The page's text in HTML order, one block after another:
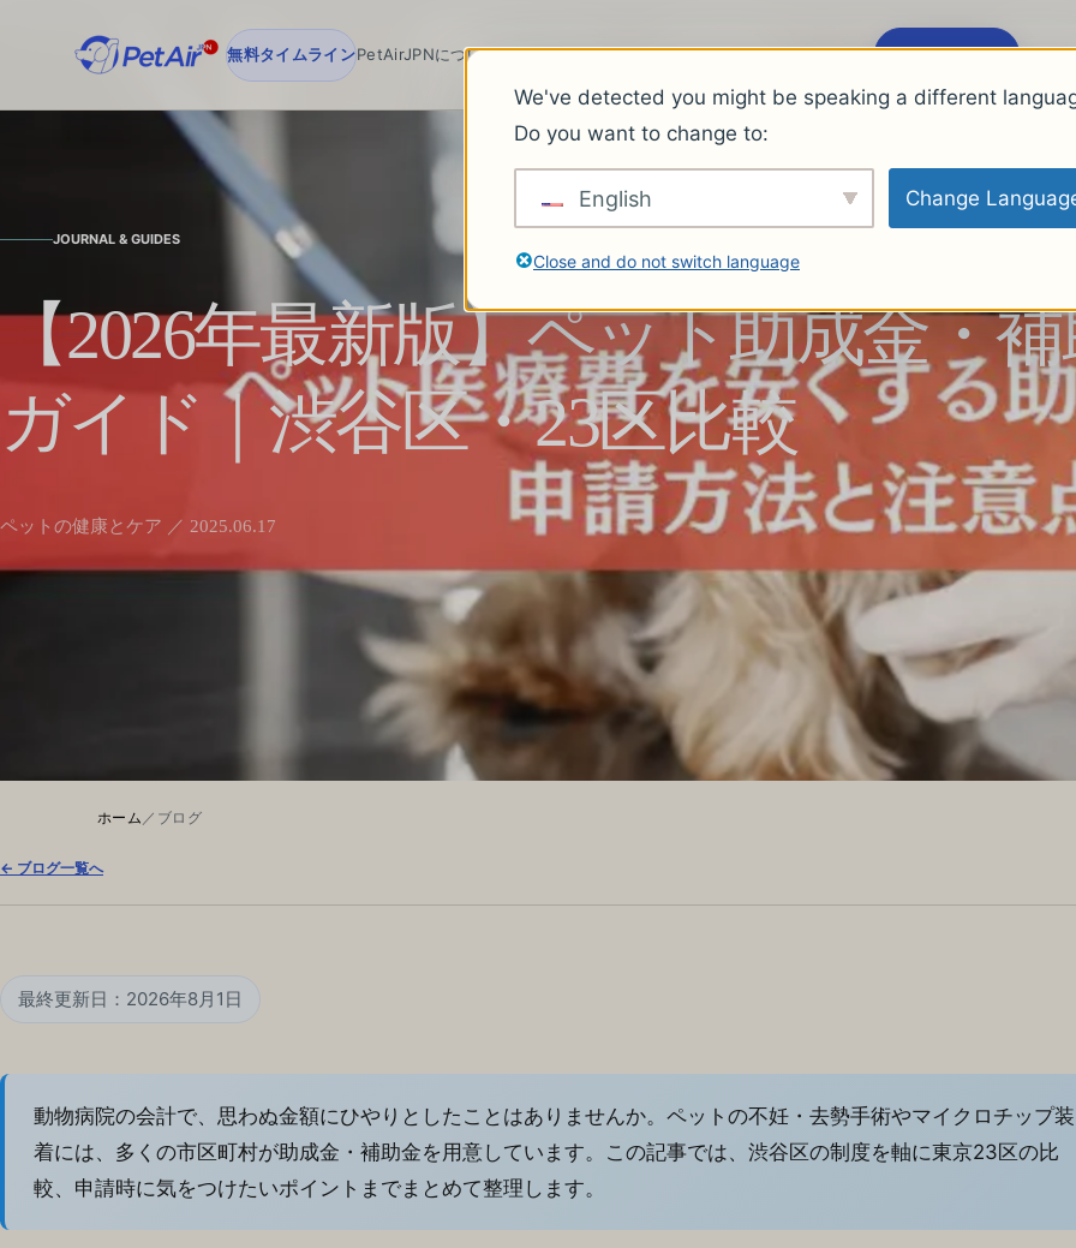
無料タイムラインPetAirJPNについてチームサービス料金お客様の声FAQブログ会社概要 公式LINEで相談
JOURNAL & GUIDES
【2026年最新版】ペット助成金・
ガイド｜渋谷区・23区比較
ペットの健康とケア ／ 2025.06.17
ホーム ／ ブログ
← ブログ一覧へ
最終更新日：2026年8月1日
動物病院の会計で、思わぬ金額にひやりとしたことはありませんか。ペットの不妊・去勢手術やマイクロチップ装
着には、多くの市区町村が助成金・補助金を用意しています。この記事では、渋谷区の制度を軸に東京23区の比
較、申請時に気をつけたいポイントまでまとめて整理します。
We've detected you might be speaking a different
Do you want to change to:
English Change
Close and do not switch language